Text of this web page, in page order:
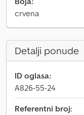
crvena
Detalji ponude
ID oglasa:
A826-55-24
Referentni broj: